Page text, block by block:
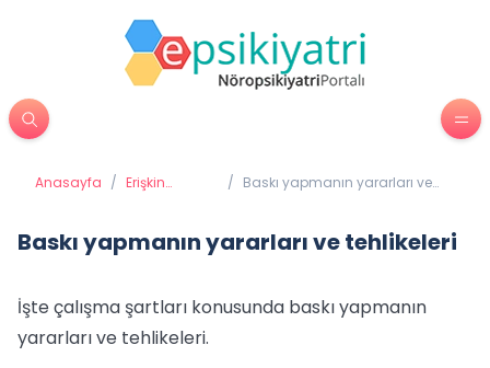
Anasayfa / Erişkin
/ Baskı yapmanın yararları ve
Baskı yapmanın yararları ve tehlikeleri
İşte çalışma şartları konusunda baskı yapmanın
yararları ve tehlikeleri.